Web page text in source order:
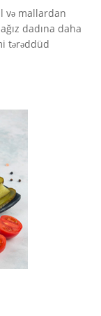
və mallardan
dadına daha
tərəddüd